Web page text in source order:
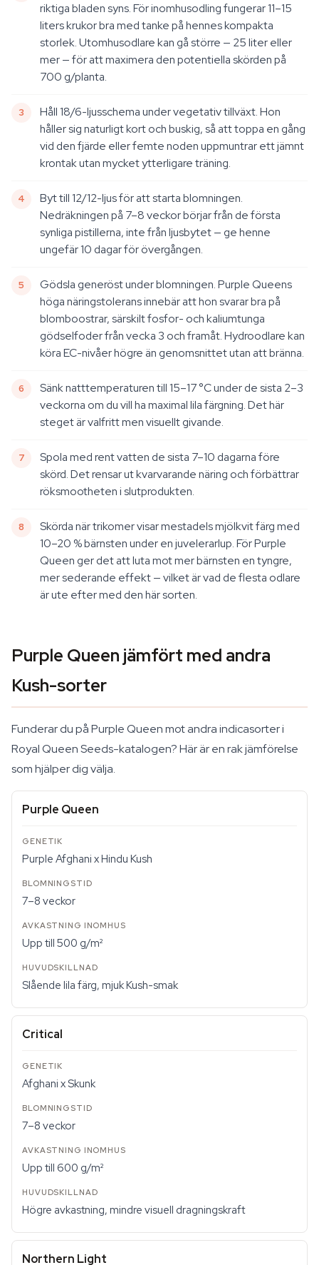
riktiga bladen syns. För inomhusodling fungerar 11–15
liters krukor bra med tanke på hennes kompakta
storlek. Utomhusodlare kan gå större — 25 liter eller
mer — för att maximera den potentiella skörden på
700 g/planta.
Håll 18/6-ljusschema under vegetativ tillväxt. Hon
håller sig naturligt kort och buskig, så att toppa en gång
vid den fjärde eller femte noden uppmuntrar ett jämnt
krontak utan mycket ytterligare träning.
Byt till 12/12-ljus för att starta blomningen.
Nedräkningen på 7–8 veckor börjar från de första
synliga pistillerna, inte från ljusbytet — ge henne
ungefär 10 dagar för övergången.
Gödsla generöst under blomningen. Purple Queens
höga näringstolerans innebär att hon svarar bra på
blomboostrar, särskilt fosfor- och kaliumtunga
gödselfoder från vecka 3 och framåt. Hydroodlare kan
köra EC-nivåer högre än genomsnittet utan att bränna.
Sänk natttemperaturen till 15–17 °C under de sista 2–3
veckorna om du vill ha maximal lila färgning. Det här
steget är valfritt men visuellt givande.
Spola med rent vatten de sista 7–10 dagarna före
skörd. Det rensar ut kvarvarande näring och förbättrar
röksmootheten i slutprodukten.
Skörda när trikomer visar mestadels mjölkvit färg med
10–20 % bärnsten under en juvelerarlup. För Purple
Queen ger det att luta mot mer bärnsten en tyngre,
mer sederande effekt — vilket är vad de flesta odlare
är ute efter med den här sorten.
Purple Queen jämfört med andra
Kush-sorter
Funderar du på Purple Queen mot andra indicasorter i
Royal Queen Seeds-katalogen? Här är en rak jämförelse
som hjälper dig välja.
Purple Queen
Purple Afghani x Hindu Kush
7–8 veckor
Upp till 500 g/m²
Slående lila färg, mjuk Kush-smak
Critical
Afghani x Skunk
7–8 veckor
Upp till 600 g/m²
Högre avkastning, mindre visuell dragningskraft
Northern Light